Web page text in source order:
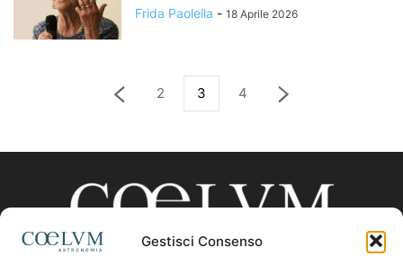
Gestisci Consenso
Frida Paolella - 18 Aprile 2026
2 3 4